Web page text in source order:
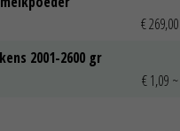
€ 269,00
2001-2600 gr
€ 1,09 ~